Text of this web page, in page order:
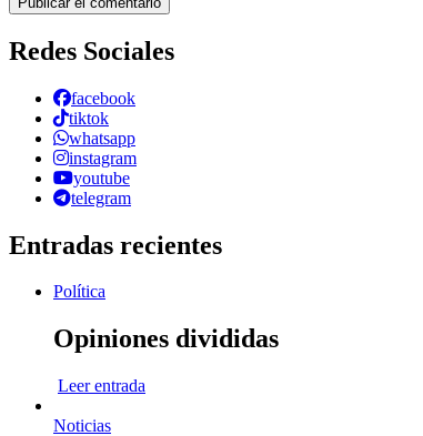
Redes Sociales
facebook
tiktok
whatsapp
instagram
youtube
telegram
Entradas recientes
Política
Opiniones divididas
Leer entrada
Noticias